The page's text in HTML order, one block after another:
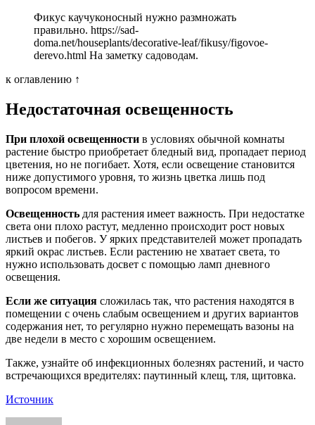
Фикус каучуконосный нужно размножать
правильно. https://sad-
doma.net/houseplants/decorative-leaf/fikusy/figovoe-
derevo.html На заметку садоводам.
к оглавлению ↑
Недостаточная освещенность
При плохой освещенности в условиях обычной комнаты
растение быстро приобретает бледный вид, пропадает период
цветения, но не погибает. Хотя, если освещение становится
ниже допустимого уровня, то жизнь цветка лишь под
вопросом времени.
Освещенность для растения имеет важность. При недостатке
света они плохо растут, медленно происходит рост новых
листьев и побегов. У ярких представителей может пропадать
яркий окрас листьев. Если растению не хватает света, то
нужно использовать досвет с помощью ламп дневного
освещения.
Если же ситуация сложилась так, что растения находятся в
помещении с очень слабым освещением и других вариантов
содержания нет, то регулярно нужно перемещать вазоны на
две недели в место с хорошим освещением.
Также, узнайте об инфекционных болезнях растений, и часто
встречающихся вредителях: паутинный клещ, тля, щитовка.
Источник